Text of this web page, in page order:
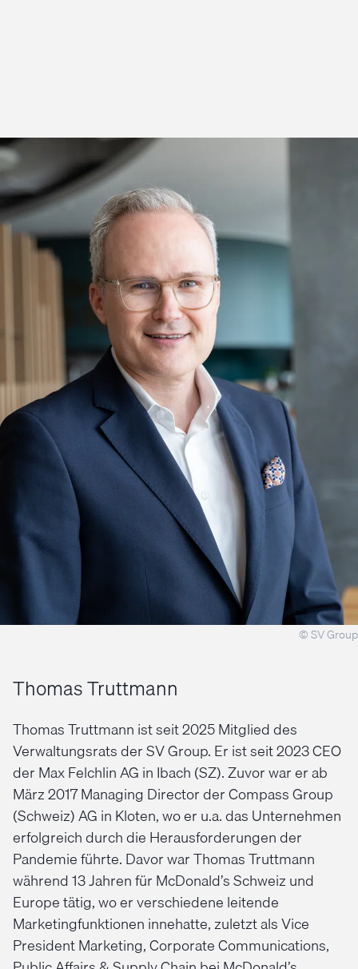
© SV Group
Thomas Truttmann
Thomas Truttmann ist seit 2025 Mitglied des
Verwaltungsrats der SV Group. Er ist seit 2023 CEO
der Max Felchlin AG in Ibach (SZ). Zuvor war er ab
März 2017 Managing Director der Compass Group
(Schweiz) AG in Kloten, wo er u.a. das Unternehmen
erfolgreich durch die Herausforderungen der
Pandemie führte. Davor war Thomas Truttmann
während 13 Jahren für McDonald’s Schweiz und
Europe tätig, wo er verschiedene leitende
Marketingfunktionen innehatte, zuletzt als Vice
President Marketing, Corporate Communications,